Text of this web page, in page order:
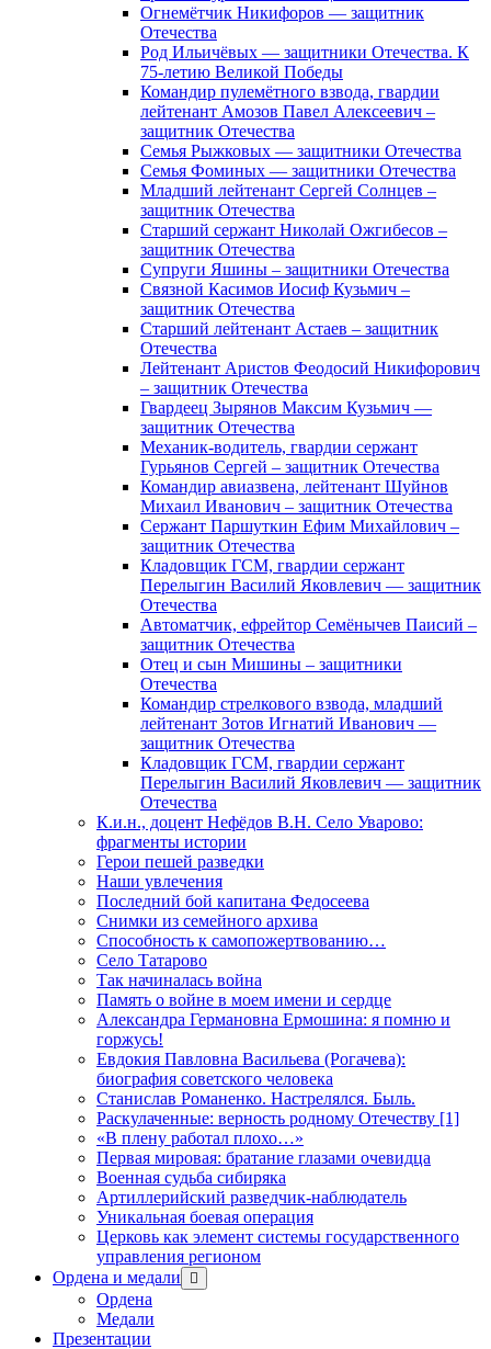
Огнемётчик Никифоров — защитник
Отечества
Род Ильичёвых — защитники Отечества. К
75-летию Великой Победы
Командир пулемётного взвода, гвардии
лейтенант Амозов Павел Алексеевич –
защитник Отечества
Семья Рыжковых — защитники Отечества
Семья Фоминых — защитники Отечества
Младший лейтенант Сергей Солнцев –
защитник Отечества
Старший сержант Николай Ожгибесов –
защитник Отечества
Супруги Яшины – защитники Отечества
Связной Касимов Иосиф Кузьмич –
защитник Отечества
Старший лейтенант Астаев – защитник
Отечества
Лейтенант Аристов Феодосий Никифорович
– защитник Отечества
Гвардеец Зырянов Максим Кузьмич —
защитник Отечества
Механик-водитель, гвардии сержант
Гурьянов Сергей – защитник Отечества
Командир авиазвена, лейтенант Шуйнов
Михаил Иванович – защитник Отечества
Сержант Паршуткин Ефим Михайлович –
защитник Отечества
Кладовщик ГСМ, гвардии сержант
Перелыгин Василий Яковлевич — защитник
Отечества
Автоматчик, ефрейтор Семёнычев Паисий –
защитник Отечества
Отец и сын Мишины – защитники
Отечества
Командир стрелкового взвода, младший
лейтенант Зотов Игнатий Иванович —
защитник Отечества
Кладовщик ГСМ, гвардии сержант
Перелыгин Василий Яковлевич — защитник
Отечества
К.и.н., доцент Нефёдов В.Н. Село Уварово:
фрагменты истории
Герои пешей разведки
Наши увлечения
Последний бой капитана Федосеева
Снимки из семейного архива
Способность к самопожертвованию…
Село Татарово
Так начиналась война
Память о войне в моем имени и сердце
Александра Германовна Ермошина: я помню и
горжусь!
Евдокия Павловна Васильева (Рогачева):
биография советского человека
Станислав Романенко. Настрелялся. Быль.
Раскулаченные: верность родному Отечеству [1]
«В плену работал плохо…»
Первая мировая: братание глазами очевидца
Военная судьба сибиряка
Артиллерийский разведчик-наблюдатель
Уникальная боевая операция
Церковь как элемент системы государственного
управления регионом
Ордена и медали
открыть
меню
Ордена
Медали
Презентации